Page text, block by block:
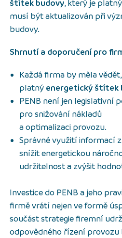
štítek budovy, který je
musí být aktualizován při
budovy.
Shrnutí a doporučení pro
Každá firma by měla vědět,
platný energetický štítek
PENB není jen legislativní
pro snižování nákladů
a optimalizaci provozu.
Správné využití informací z
snížit energetickou
udržitelnost a zvýšit
Investice do PENB a jeho
firmě vrátí nejen ve formě
součást strategie firemní
odpovědného řízení provozu